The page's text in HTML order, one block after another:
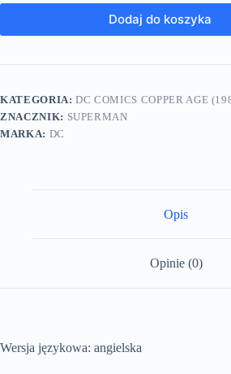
Dodaj do koszyka
KATEGORIA:DC COMICS COPPER AGE
ZNACZNIK: SUPERMAN
MARKA: DC
Opis
Opinie (0)
Wersja językowa: angielska